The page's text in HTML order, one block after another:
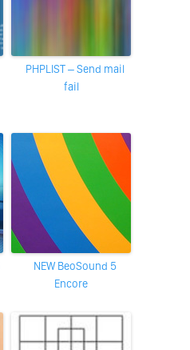
PHPLIST – Send mail
fail
NEW BeoSound 5
Encore